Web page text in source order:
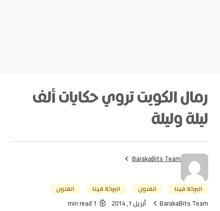
رمال الكويت تروي حكايات ألف
ليلة وليلة
BarakaBits Team
البركة فينا الفنون البركة فينا الفنون
BarakaBits Team أبريل 1, 2014 1 min read